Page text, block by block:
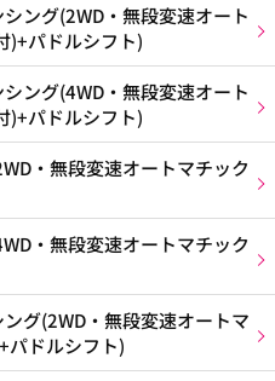
グ(2WD・無段変速オート
)+パドルシフト)
グ(4WD・無段変速オート
)+パドルシフト)
・無段変速オートマチック
・無段変速オートマチック
(2WD・無段変速オートマ
パドルシフト)